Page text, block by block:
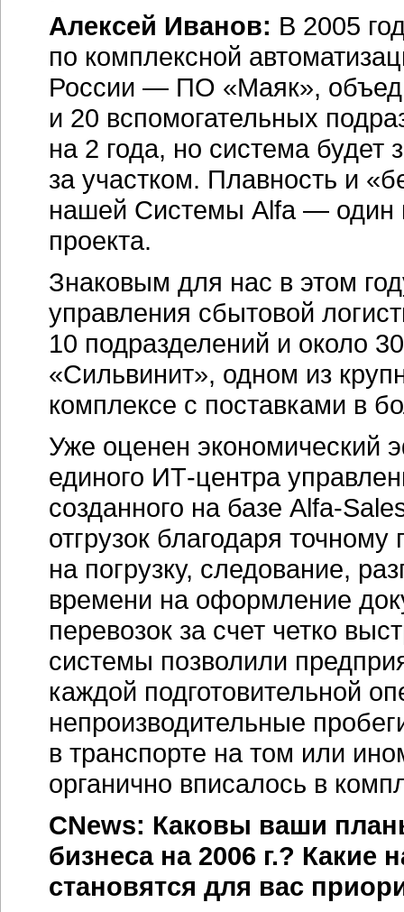
Алексей Иванов: В 2005
по комплексной
России — ПО «Маяк»,
и 20 вспомогательных
на 2 года, но система будет
за участком. Плавность и
нашей Системы Alfa — один
проекта.
Знаковым для нас в этом
управления сбытовой
10 подразделений и около
«Сильвинит», одном из
комплексе с поставками в
Уже оценен экономический
единого ИТ-центра
созданного на базе Alfa-
отгрузок благодаря
на погрузку, следование,
времени на оформление
перевозок за счет четко
системы позволили
каждой подготовительной
непроизводительные
в транспорте на том или
органично вписалось в
CNews: Каковы ваши
бизнеса на 2006 г.? Какие
становятся для вас